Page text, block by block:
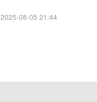
2025-08-05 21:44